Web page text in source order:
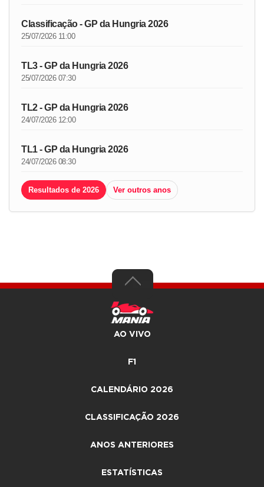
Classificação - GP da Hungria 2026
25/07/2026 11:00
TL3 - GP da Hungria 2026
25/07/2026 07:30
TL2 - GP da Hungria 2026
24/07/2026 12:00
TL1 - GP da Hungria 2026
24/07/2026 08:30
Resultados de 2026 Ver outros anos
AO VIVO
F1
CALENDÁRIO 2026
CLASSIFICAÇÃO 2026
ANOS ANTERIORES
ESTATÍSTICAS